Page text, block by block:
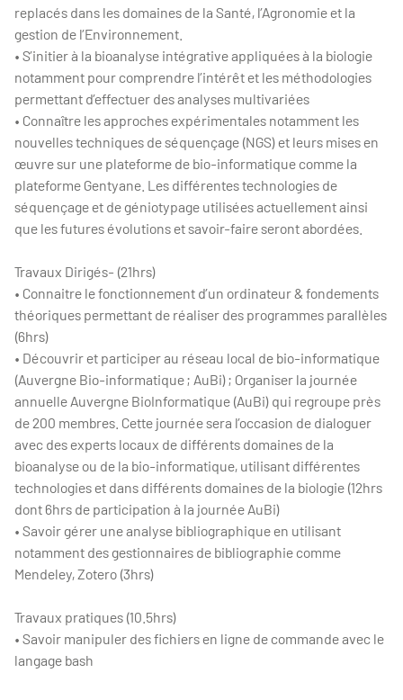
replacés dans les domaines de la Santé, l’Agronomie et la
gestion de l’Environnement.
• S’initier à la bioanalyse intégrative appliquées à la biologie
notamment pour comprendre l’intérêt et les méthodologies
permettant d’effectuer des analyses multivariées
• Connaître les approches expérimentales notamment les
nouvelles techniques de séquençage (NGS) et leurs mises en
œuvre sur une plateforme de bio-informatique comme la
plateforme Gentyane. Les différentes technologies de
séquençage et de géniotypage utilisées actuellement ainsi
que les futures évolutions et savoir-faire seront abordées.
Travaux Dirigés- (21hrs)
• Connaitre le fonctionnement d’un ordinateur & fondements
théoriques permettant de réaliser des programmes parallèles
(6hrs)
• Découvrir et participer au réseau local de bio-informatique
(Auvergne Bio-informatique ; AuBi) ; Organiser la journée
annuelle Auvergne BioInformatique (AuBi) qui regroupe près
de 200 membres. Cette journée sera l’occasion de dialoguer
avec des experts locaux de différents domaines de la
bioanalyse ou de la bio-informatique, utilisant différentes
technologies et dans différents domaines de la biologie (12hrs
dont 6hrs de participation à la journée AuBi)
• Savoir gérer une analyse bibliographique en utilisant
notamment des gestionnaires de bibliographie comme
Mendeley, Zotero (3hrs)
Travaux pratiques (10.5hrs)
• Savoir manipuler des fichiers en ligne de commande avec le
langage bash